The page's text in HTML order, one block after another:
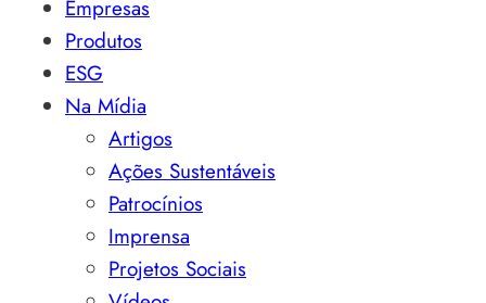
Empresas
Produtos
ESG
Na Mídia
Artigos
Ações Sustentáveis
Patrocínios
Imprensa
Projetos Sociais